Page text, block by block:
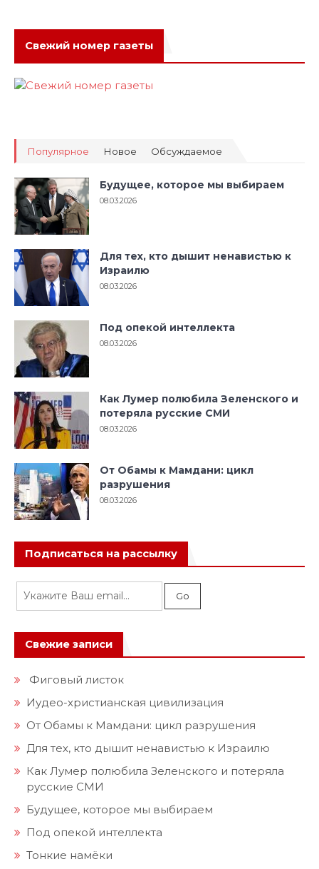
Свежий номер газеты
Популярное Новое Обсуждаемое
Будущее, которое мы выбираем
08.03.2026
Для тех, кто дышит ненавистью к
Израилю
08.03.2026
Под опекой интеллекта
08.03.2026
Как Лумер полюбила Зеленского и
потеряла русские СМИ
08.03.2026
От Обамы к Мамдани: цикл
разрушения
08.03.2026
Подписаться на рассылку
Свежие записи
Фиговый листок
Иудео-христианская цивилизация
От Обамы к Мамдани: цикл разрушения
Для тех, кто дышит ненавистью к Израилю
Как Лумер полюбила Зеленского и потеряла
русские СМИ
Будущее, которое мы выбираем
Под опекой интеллекта
Тонкие намёки